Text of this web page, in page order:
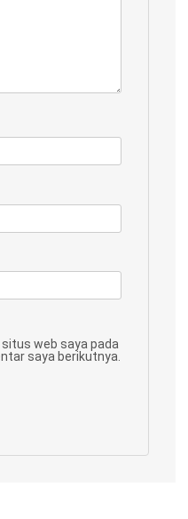
web saya pada
saya berikutnya.